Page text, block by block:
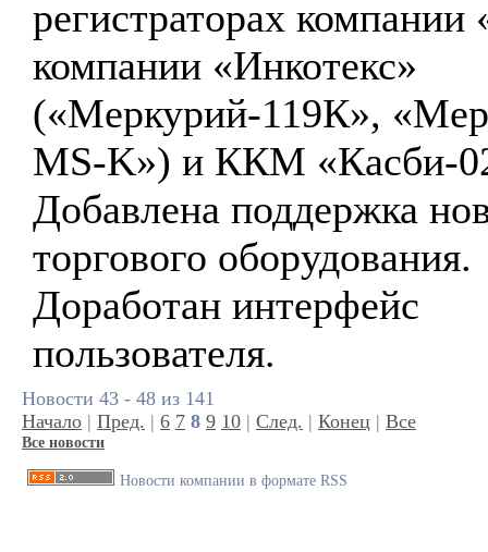
регистраторах компании
компании «Инкотекс»
(«Меркурий-119К»,
MS-K») и ККМ «Касби-
Добавлена поддержка
торгового оборудования.
Доработан интерфейс
пользователя.
Новости 43 - 48 из 141
Начало | Пред. | 6 7 8 9 10 | След. | Конец | Все
Все новости
Новости компании в формате RSS